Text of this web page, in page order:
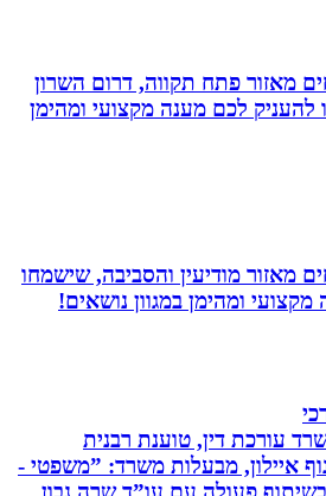
פתח תקווה, דרום השרון
לכם מענה מקצועי ומהימן
מודיעין והסביבה, שישמחו
ומהימן במגוון נושאים!
דין, טוענת רבנית
מבעלות משרד: ”משפטי -